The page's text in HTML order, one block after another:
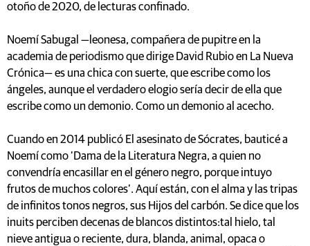
otoño de 2020, de lecturas confinado.
Noemí Sabugal —leonesa, compañera de pupitre en la
academia de periodismo que dirige David Rubio en La Nueva
Crónica— es una chica con suerte, que escribe como los
ángeles, aunque el verdadero elogio sería decir de ella que
escribe como un demonio. Como un demonio al acecho.
Cuando en 2014 publicó El asesinato de Sócrates, bauticé a
Noemí como ‘Dama de la Literatura Negra, a quien no
convendría encasillar en el género negro, porque intuyo
frutos de muchos colores’. Aquí están, con el alma y las tripas
de infinitos tonos negros, sus Hijos del carbón. Se dice que los
inuits perciben decenas de blancos distintos:tal hielo, tal
nieve antigua o reciente, dura, blanda, animal, opaca o